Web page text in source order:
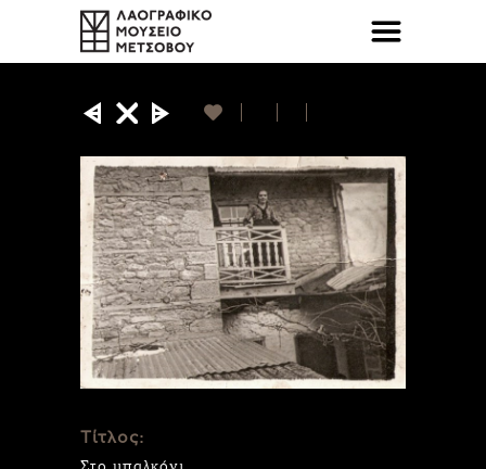
Τίτλος: